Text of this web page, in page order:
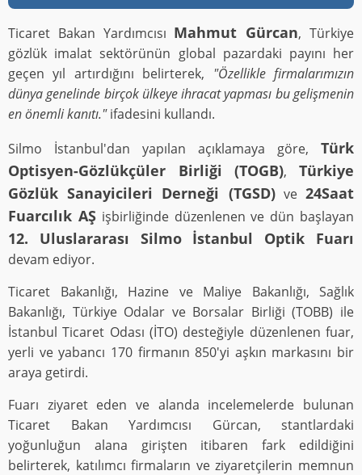
Ticaret Bakan Yardımcısı Mahmut Gürcan, Türkiye
gözlük imalat sektörünün global pazardaki payını her
geçen yıl artırdığını belirterek, "Özellikle firmalarımızın
dünya genelinde birçok ülkeye ihracat yapması bu gelişmenin
en önemli kanıtı."ifadesini kullandı.
Silmo İstanbul'dan yapılan açıklamaya göre, Türk
Optisyen-Gözlükçüler Birliği (TOGB),Türkiye
Gözlük Sanayicileri Derneği (TGSD)ve24Saat
Fuarcılık AŞişbirliğinde düzenlenen ve dün başlayan
12. Uluslararası Silmo İstanbul Optik Fuarı
devam ediyor.
Ticaret Bakanlığı, Hazine ve Maliye Bakanlığı, Sağlık
Bakanlığı, Türkiye Odalar ve Borsalar Birliği (TOBB) ile
İstanbul Ticaret Odası (İTO) desteğiyle düzenlenen fuar,
yerli ve yabancı 170 firmanın 850'yi aşkın markasını bir
araya getirdi.
Fuarı ziyaret eden ve alanda incelemelerde bulunan
Ticaret Bakan Yardımcısı Gürcan, stantlardaki
yoğunluğun alana girişten itibaren fark edildiğini
belirterek, katılımcı firmaların ve ziyaretçilerin memnun